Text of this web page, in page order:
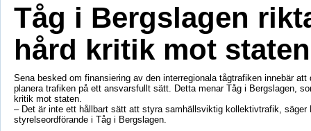
Tåg i Bergslagen
hård kritik mot staten
Sena besked om finansiering av den interregionala tågtrafiken innebär att
planera trafiken på ett ansvarsfullt sätt. Detta menar Tåg i Bergslagen,
kritik mot staten.
– Det är inte ett hållbart sätt att styra samhällsviktig kollektivtrafik, säger
styrelseordförande i Tåg i Bergslagen.